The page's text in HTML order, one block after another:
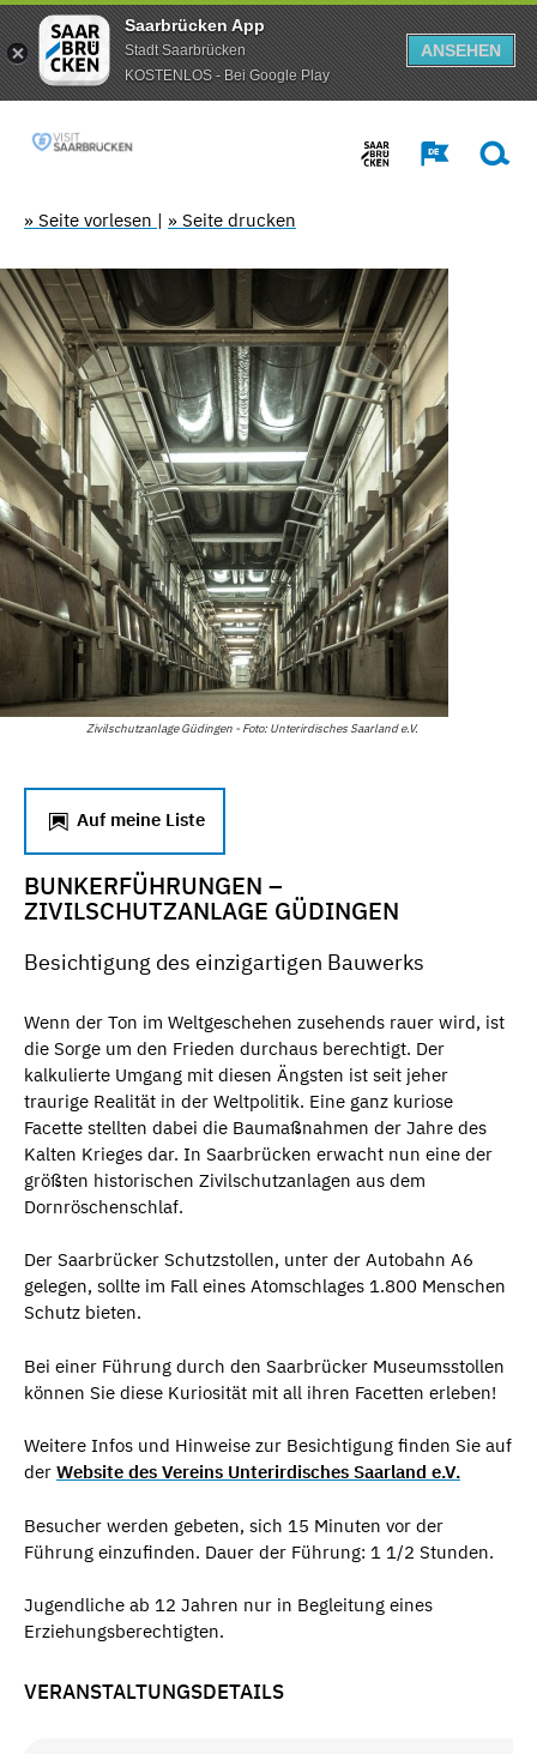
Saarbrücken App
Stadt Saarbrücken
KOSTENLOS - Bei Google Play
ANSEHEN
» Seite vorlesen | » Seite drucken
Zivilschutzanlage Güdingen - Foto: Unterirdisches Saarland e.V.
Auf meine Liste
BUNKERFÜHRUNGEN –
ZIVILSCHUTZANLAGE GÜDINGEN
Besichtigung des einzigartigen Bauwerks
Wenn der Ton im Weltgeschehen zusehends rauer wird, ist
die Sorge um den Frieden durchaus berechtigt. Der
kalkulierte Umgang mit diesen Ängsten ist seit jeher
traurige Realität in der Weltpolitik. Eine ganz kuriose
Facette stellten dabei die Baumaßnahmen der Jahre des
Kalten Krieges dar. In Saarbrücken erwacht nun eine der
größten historischen Zivilschutzanlagen aus dem
Dornröschenschlaf.
Der Saarbrücker Schutzstollen, unter der Autobahn A6
gelegen, sollte im Fall eines Atomschlages 1.800 Menschen
Schutz bieten.
Bei einer Führung durch den Saarbrücker Museumsstollen
können Sie diese Kuriosität mit all ihren Facetten erleben!
Weitere Infos und Hinweise zur Besichtigung finden Sie auf
der Website des Vereins Unterirdisches Saarland e.V.
Besucher werden gebeten, sich 15 Minuten vor der
Führung einzufinden. Dauer der Führung: 1 1/2 Stunden.
Jugendliche ab 12 Jahren nur in Begleitung eines
Erziehungsberechtigten.
VERANSTALTUNGSDETAILS